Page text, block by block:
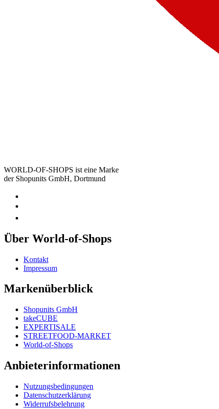
WORLD-OF-SHOPS ist eine Marke
der Shopunits GmbH, Dortmund
Über World-of-Shops
Kontakt
Impressum
Markenüberblick
Shopunits GmbH
takeCUBE
EXPERTISALE
STREETFOOD-MARKET
World-of-Shops
Anbieterinformationen
Nutzungsbedingungen
Datenschutzerklärung
Widerrufsbelehrung